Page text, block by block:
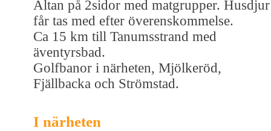
Altan på 2sidor med matgrupper. Husdjur
får tas med efter överenskommelse.
Ca 15 km till Tanumsstrand med
äventyrsbad.
Golfbanor i närheten, Mjölkeröd,
Fjällbacka och Strömstad.
I närheten